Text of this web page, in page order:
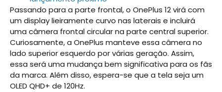
Passando para a parte frontal, o OnePlus 12 virá com
um display lieiramente curvo nas laterais e incluirá
uma câmera frontal circular na parte central superior.
Curiosamente, a OnePlus manteve essa câmera no
lado superior esquerdo por várias geração. Assim,
essa será uma mudança bem significativa para os fãs
da marca. Além disso, espera-se que a tela seja um
OLED QHD+ de 120Hz.